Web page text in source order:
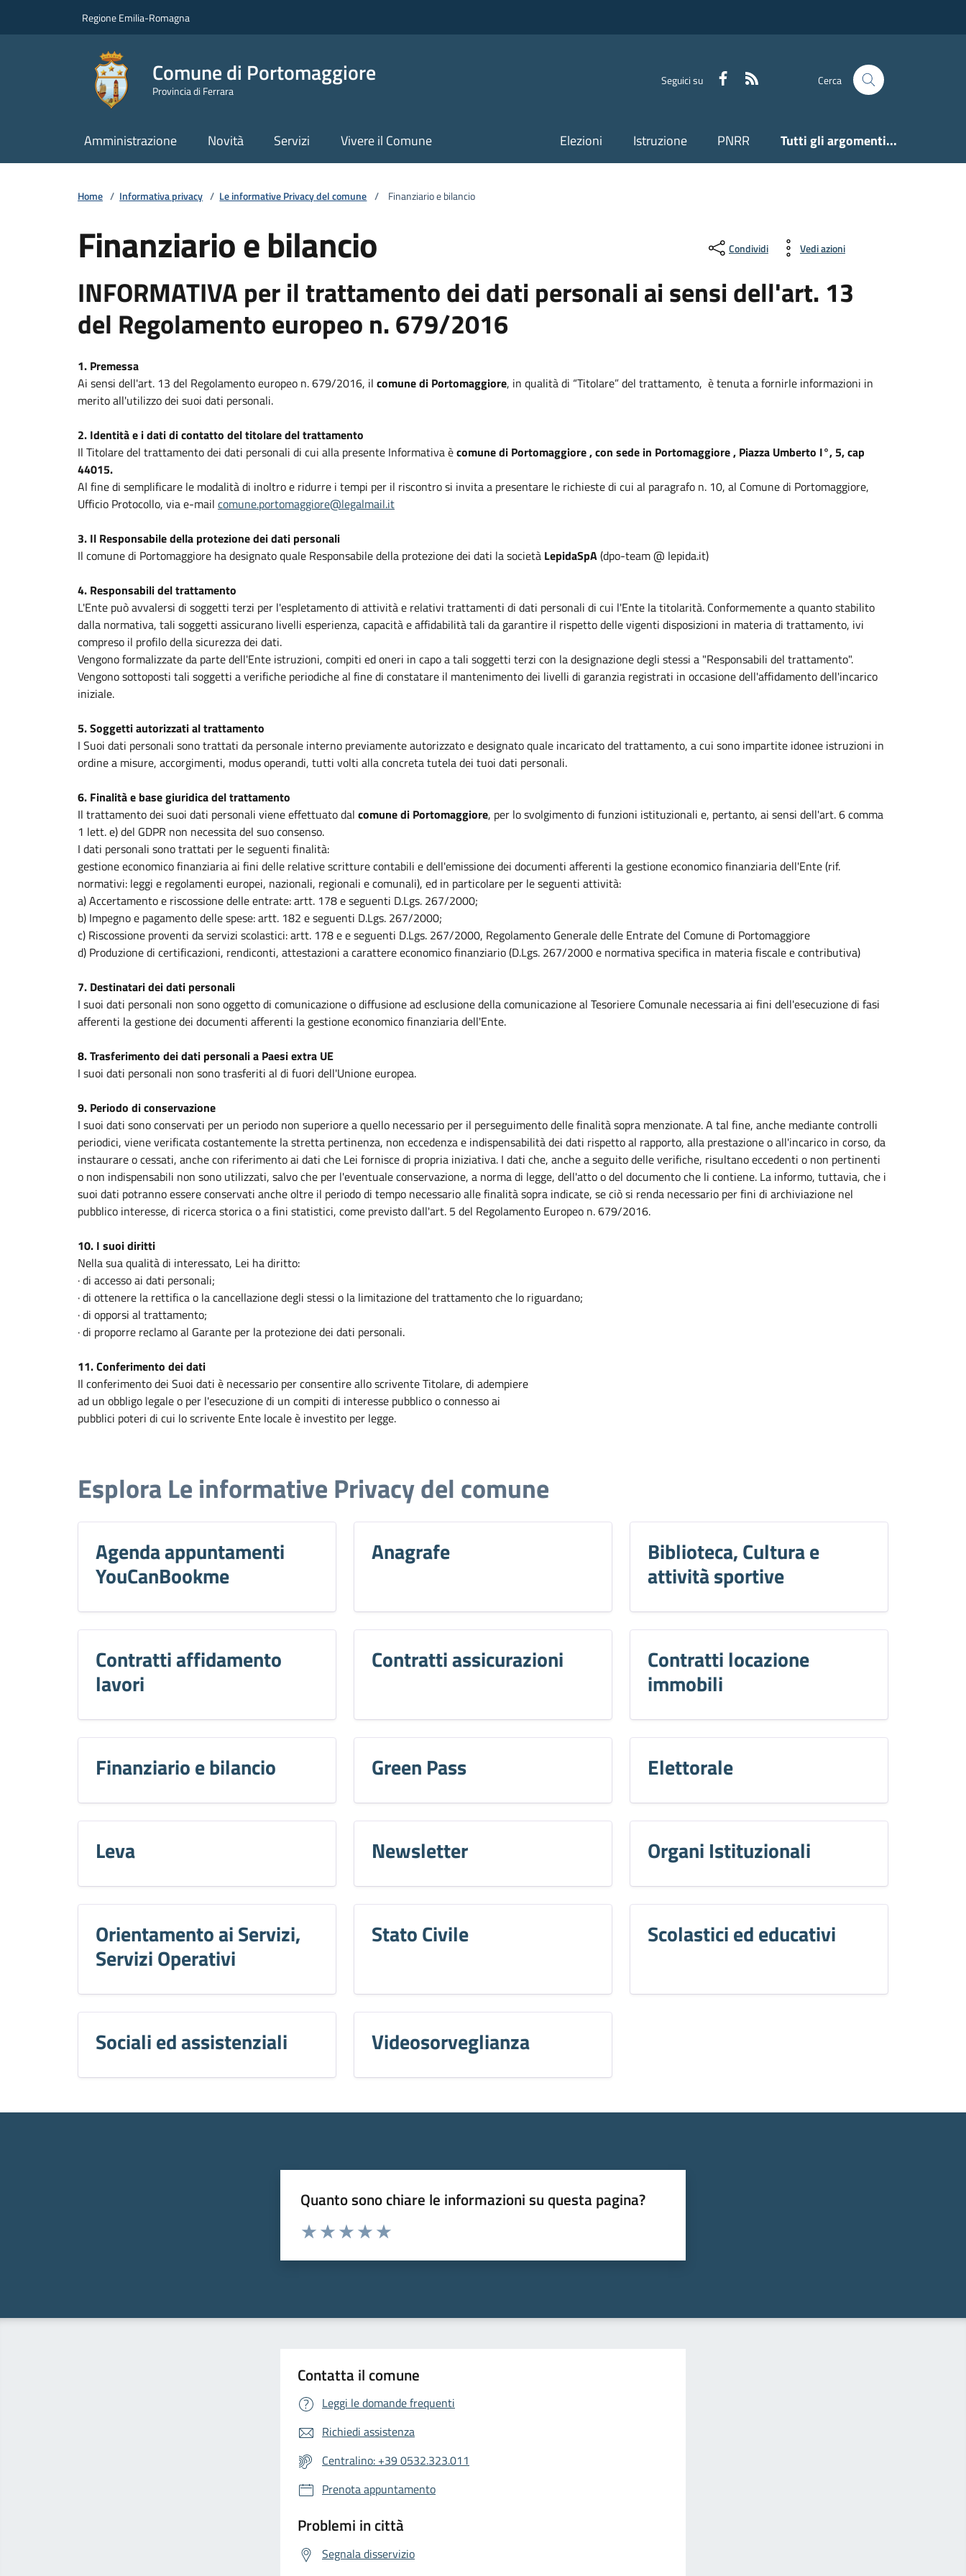
Regione Emilia-Romagna
Comune di Portomaggiore
Provincia di Ferrara
Seguici su Facebook Cerca
Amministrazione Novità Servizi Vivere il Comune Elezioni Istruzione PNRR Tutti gli argomenti...
Home / Informativa privacy / Le informative Privacy del comune / Finanziario e bilancio
Finanziario e bilancio Condividi Vedi azioni
INFORMATIVA per il trattamento dei dati personali ai sensi dell'art. 13
del Regolamento europeo n. 679/2016
1. Premessa
Ai sensi dell'art. 13 del Regolamento europeo n. 679/2016, il comune di Portomaggiore, in qualità di “Titolare” del trattamento, è tenuta a fornirle informazioni in
merito all'utilizzo dei suoi dati personali.
2. Identità e i dati di contatto del titolare del trattamento
Il Titolare del trattamento dei dati personali di cui alla presente Informativa ècomune di Portomaggiore , con sede in Portomaggiore , Piazza Umberto I°, 5, cap
44015.
Al fine di semplificare le modalità di inoltro e ridurre i tempi per il riscontro si invita a presentare le richieste di cui al paragrafo n. 10, al Comune di Portomaggiore,
Ufficio Protocollo, via e-mail comune.portomaggiore@legalmail.it
3. Il Responsabile della protezione dei dati personali
Il comune di Portomaggiore ha designato quale Responsabile della protezione dei dati la società LepidaSpA(dpo-team @ lepida.it)
4. Responsabili del trattamento
L'Ente può avvalersi di soggetti terzi per l'espletamento di attività e relativi trattamenti di dati personali di cui l'Ente la titolarità. Conformemente a quanto stabilito
dalla normativa, tali soggetti assicurano livelli esperienza, capacità e affidabilità tali da garantire il rispetto delle vigenti disposizioni in materia di trattamento, ivi
compreso il profilo della sicurezza dei dati.
Vengono formalizzate da parte dell'Ente istruzioni, compiti ed oneri in capo a tali soggetti terzi con la designazione degli stessi a "Responsabili del trattamento".
Vengono sottoposti tali soggetti a verifiche periodiche al fine di constatare il mantenimento dei livelli di garanzia registrati in occasione dell'affidamento dell'incarico
iniziale.
5. Soggetti autorizzati al trattamento
I Suoi dati personali sono trattati da personale interno previamente autorizzato e designato quale incaricato del trattamento, a cui sono impartite idonee istruzioni in
ordine a misure, accorgimenti, modus operandi, tutti volti alla concreta tutela dei tuoi dati personali.
6. Finalità e base giuridica del trattamento
Il trattamento dei suoi dati personali viene effettuato dal comune di Portomaggiore, per lo svolgimento di funzioni istituzionali e, pertanto, ai sensi dell'art. 6 comma
1 lett. e) del GDPR non necessita del suo consenso.
I dati personali sono trattati per le seguenti finalità:
gestione economico finanziaria ai fini delle relative scritture contabili e dell'emissione dei documenti afferenti la gestione economico finanziaria dell'Ente (rif.
normativi: leggi e regolamenti europei, nazionali, regionali e comunali), ed in particolare per le seguenti attività:
a) Accertamento e riscossione delle entrate: artt. 178 e seguenti D.Lgs. 267/2000;
b) Impegno e pagamento delle spese: artt. 182 e seguenti D.Lgs. 267/2000;
c) Riscossione proventi da servizi scolastici: artt. 178 e e seguenti D.Lgs. 267/2000, Regolamento Generale delle Entrate del Comune di Portomaggiore
d) Produzione di certificazioni, rendiconti, attestazioni a carattere economico finanziario (D.Lgs. 267/2000 e normativa specifica in materia fiscale e contributiva)
7. Destinatari dei dati personali
I suoi dati personali non sono oggetto di comunicazione o diffusione ad esclusione della comunicazione al Tesoriere Comunale necessaria ai fini dell'esecuzione di fasi
afferenti la gestione dei documenti afferenti la gestione economico finanziaria dell'Ente.
8. Trasferimento dei dati personali a Paesi extra UE
I suoi dati personali non sono trasferiti al di fuori dell'Unione europea.
9. Periodo di conservazione
I suoi dati sono conservati per un periodo non superiore a quello necessario per il perseguimento delle finalità sopra menzionate. A tal fine, anche mediante controlli
periodici, viene verificata costantemente la stretta pertinenza, non eccedenza e indispensabilità dei dati rispetto al rapporto, alla prestazione o all'incarico in corso, da
instaurare o cessati, anche con riferimento ai dati che Lei fornisce di propria iniziativa. I dati che, anche a seguito delle verifiche, risultano eccedenti o non pertinenti
o non indispensabili non sono utilizzati, salvo che per l'eventuale conservazione, a norma di legge, dell'atto o del documento che li contiene. La informo, tuttavia, che i
suoi dati potranno essere conservati anche oltre il periodo di tempo necessario alle finalità sopra indicate, se ciò si renda necessario per fini di archiviazione nel
pubblico interesse, di ricerca storica o a fini statistici, come previsto dall'art. 5 del Regolamento Europeo n. 679/2016.
10. I suoi diritti
Nella sua qualità di interessato, Lei ha diritto:
· di accesso ai dati personali;
· di ottenere la rettifica o la cancellazione degli stessi o la limitazione del trattamento che lo riguardano;
· di opporsi al trattamento;
· di proporre reclamo al Garante per la protezione dei dati personali.
11. Conferimento dei dati
Il conferimento dei Suoi dati è necessario per consentire allo scrivente Titolare, di adempiere
ad un obbligo legale o per l'esecuzione di un compiti di interesse pubblico o connesso ai
pubblici poteri di cui lo scrivente Ente locale è investito per legge.
Esplora Le informative Privacy del comune
Agenda appuntamenti
YouCanBookme
Anagrafe Biblioteca, Cultura e
attività sportive
Contratti affidamento
lavori
Contratti assicurazioni Contratti locazione
immobili
Finanziario e bilancio Green Pass Elettorale
Leva Newsletter Organi Istituzionali
Orientamento ai Servizi,
Servizi Operativi
Stato Civile Scolastici ed educativi
Sociali ed assistenziali Videosorveglianza
Quanto sono chiare le informazioni su questa pagina?
Valuta da 1 a 5 stelle la pagina
Contatta il comune
Leggi le domande frequenti
Richiedi assistenza
Centralino: +39 0532.323.011
Prenota appuntamento
Problemi in città
Segnala disservizio